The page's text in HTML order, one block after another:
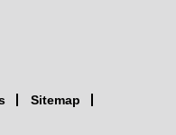
Sitemap